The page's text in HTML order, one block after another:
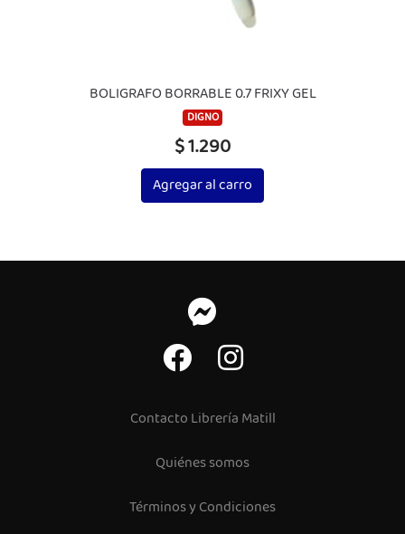
BOLIGRAFO BORRABLE 0.7 FRIXY GEL
DIGNO
$ 1.290
Agregar al carro
Contacto Librería Matill
Quiénes somos
Términos y Condiciones